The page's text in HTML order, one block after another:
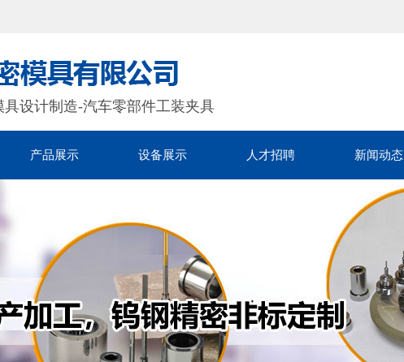
设计制造-汽车零部件工装夹具
产品展示 设备展示 人才招聘 新闻动态